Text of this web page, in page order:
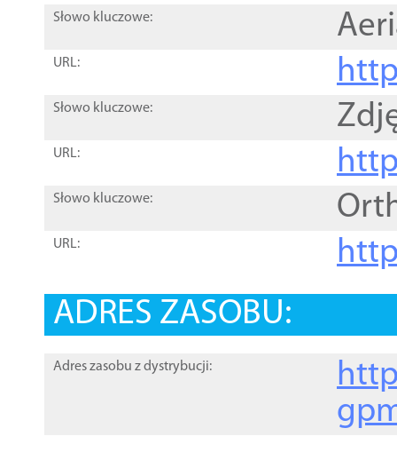
Słowo kluczowe:
URL:
Słowo kluczowe:
URL:
Słowo kluczowe:
URL:
ADRES ZASOBU:
Adres zasobu z dystrybucji: